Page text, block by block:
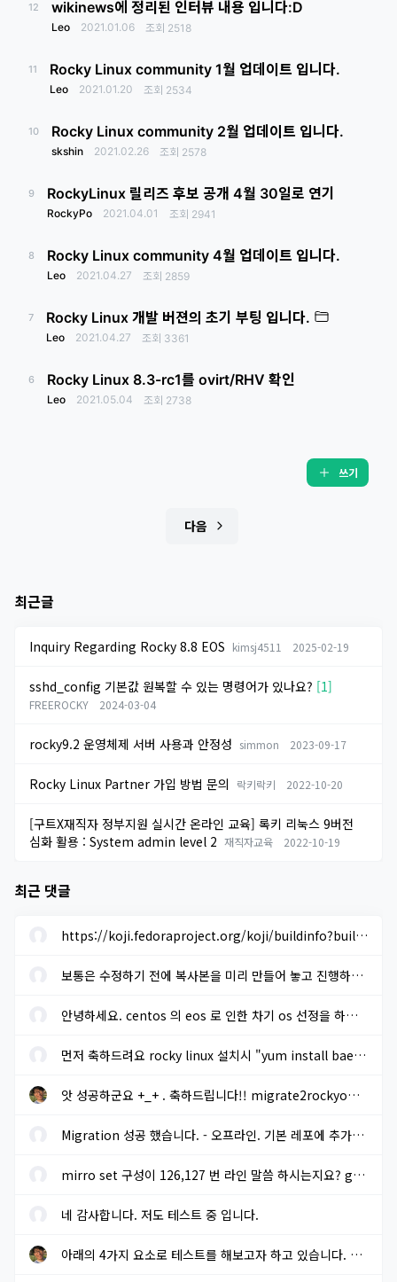
12 wikinews에 정리된 인터뷰 내용 입니다:D
Leo 2021.01.06 조회 2518
11 Rocky Linux community 1월 업데이트 입니다.
Leo 2021.01.20 조회 2534
10 Rocky Linux community 2월 업데이트 입니다.
skshin 2021.02.26 조회 2578
9 RockyLinux 릴리즈 후보 공개 4월 30일로 연기
RockyPo 2021.04.01 조회 2941
8 Rocky Linux community 4월 업데이트 입니다.
Leo 2021.04.27 조회 2859
7 Rocky Linux 개발 버젼의 초기 부팅 입니다.
Leo 2021.04.27 조회 3361
6 Rocky Linux 8.3-rc1를 ovirt/RHV 확인
Leo 2021.05.04 조회 2738
쓰기
다음
최근글
Inquiry Regarding Rocky 8.8 EOS kimsj4511 2025-02-19
sshd_config 기본값 원복할 수 있는 명령어가 있나요? [1]
FREEROCKY 2024-03-04
rocky9.2 운영체제 서버 사용과 안정성 simmon 2023-09-17
Rocky Linux Partner 가입 방법 문의 락키락키 2022-10-20
[구트X재직자 정부지원 실시간 온라인 교육] 록키 리눅스 9버전
심화 활용 : System admin level 2 재직자교육 2022-10-19
최근 댓글
https://koji.fedoraproject.org/koji/buildinfo?buildID=1633205 에...
보통은 수정하기 전에 복사본을 미리 만들어 놓고 진행하면 됩니다. ...
안녕하세요. centos 의 eos 로 인한 차기 os 선정을 하려고 합니다. r...
먼저 축하드려요 rocky linux 설치시 "yum install baekmuk-ttf-...
앗 성공하군요 +_+ . 축하드립니다!! migrate2rockyoffline.sh 로 파...
Migration 성공 했습니다. - 오프라인. 기본 레포에 추가적으로 extra...
mirro set 구성이 126,127 번 라인 말씀 하시는지요? gpg key sms 117...
네 감사합니다. 저도 테스트 중 입니다.
아래의 4가지 요소로 테스트를 해보고자 하고 있습니다. 결과가 나오...